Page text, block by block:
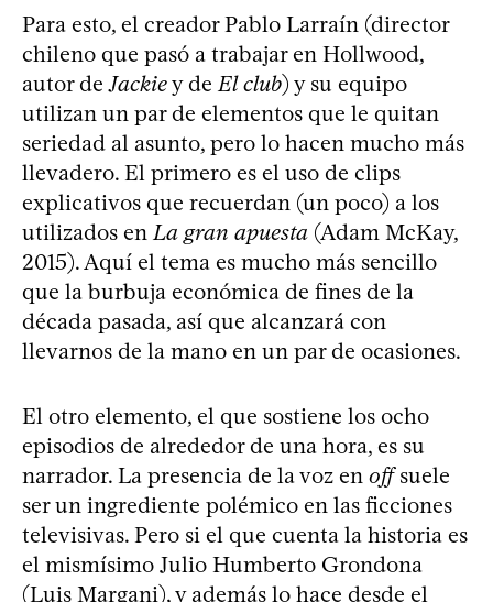
Para esto, el creador Pablo Larraín (director
chileno que pasó a trabajar en Hollwood,
autor deJackiey de El club) y su equipo
utilizan un par de elementos que le quitan
seriedad al asunto, pero lo hacen mucho más
llevadero. El primero es el uso de clips
explicativos que recuerdan (un poco) a los
utilizados en La gran apuesta (Adam McKay,
2015). Aquí el tema es mucho más sencillo
que la burbuja económica de fines de la
década pasada, así que alcanzará con
llevarnos de la mano en un par de ocasiones.
El otro elemento, el que sostiene los ocho
episodios de alrededor de una hora, es su
narrador. La presencia de la voz en offsuele
ser un ingrediente polémico en las ficciones
televisivas. Pero si el que cuenta la historia es
el mismísimo Julio Humberto Grondona
(Luis Margani), y además lo hace desde el